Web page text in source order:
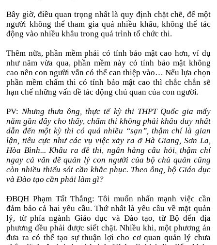
Bây giờ, điều quan trọng nhất là quy định chặt chẽ, để một
người không thể tham gia quá nhiều khâu, không thể tác
động vào nhiều khâu trong quá trình tổ chức thi.
Thêm nữa, phần mềm phải có tính bảo mật cao hơn, ví dụ
như năm vừa qua, phần mềm này có tính bảo mật không
cao nên con người vẫn có thể can thiệp vào… Nếu lựa chọn
phần mềm chấm thi có tính bảo mật cao thì chắc chắn sẽ
hạn chế những vấn đề tác động chủ quan của con người.
PV:Nhưng thưa ông, thực tế kỳ thi THPT Quốc gia mấy
năm gần đây cho thấy, chấm thi không phải khâu duy nhất
dẫn đến một kỳ thi có quá nhiều “sạn”, thậm chí là gian
lận, tiêu cực như các vụ việc xảy ra ở Hà Giang, Sơn La,
Hòa Bình... Khâu ra đề thi, ngân hàng câu hỏi, thậm chí
ngay cả vấn đề quản lý con người của bộ chủ quản cũng
còn nhiều thiếu sót cần khắc phục. Theo ông, bộ Giáo dục
và Đào tạo cần phải làm gì?
ĐBQH Phạm Tất Thắng: Tôi muốn nhấn mạnh việc cần
đảm bảo cả hai yêu cầu. Thứ nhất là yêu cầu về mặt quản
lý, từ phía ngành Giáo dục và Đào tạo, từ Bộ đến địa
phương đều phải được siết chặt. Nhiều khi, một phương án
đưa ra có thể tạo sự thuận lợi cho cơ quan quản lý chưa